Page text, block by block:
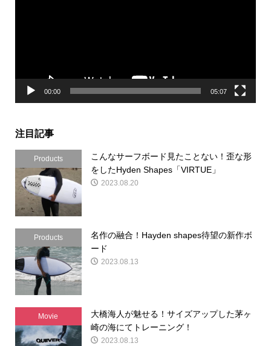
00:00 05:07
注目記事
Products
こんなサーフボード見たことない！歪な形
をしたHyden Shapes「VIRTUE」
2023.08.20
Products
名作の融合！Hayden shapes待望の新作ボ
ード
2023.08.13
Movie
大橋海人が魅せる！サイズアップした茅ヶ
崎の海にてトレーニング！
2023.08.13